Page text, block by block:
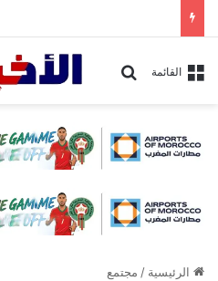
القائمة بحث عن
الرئيسية / مجتمع